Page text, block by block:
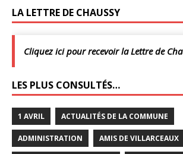
LA LETTRE DE CHAUSSY
Cliquez ici pour recevoir la Lettre de
LES PLUS CONSULTÉS…
1 AVRIL ACTUALITÉS DE LA COMMUNE
ADMINISTRATION AMIS DE VILLARCEAUX